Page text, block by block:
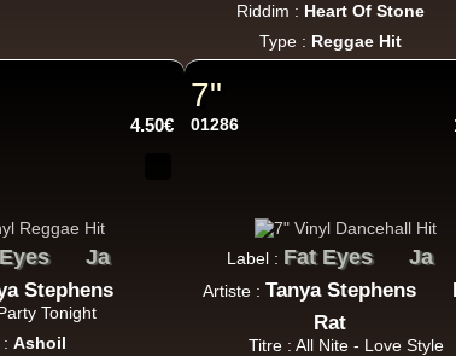
Earth And Power Fr
Ranking Fox
i Am Not insane - Push On
Jah Fingers Uk
George Bowen Movement And
Reggae Music - Reggae Music Gone Clear
Riddim : Heart Of Stone
Type : Reggae Hit
4.50€
Ja
Stephens
Tonight
:Ashoil
7"
01286
Label : Fat Eyes Ja
Artiste : Tanya Stephens
Rat
Titre : All Nite - Love Style